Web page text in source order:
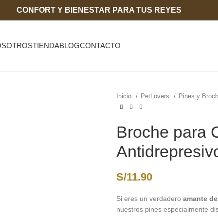
CONFORT Y BIENESTAR PARA TUS REYES
TIENDABLOGCONTACTO
Inicio PetLovers Pines y
Broche para
S/11.90
Si eres un verdadero amante
nuestros pines especialmente